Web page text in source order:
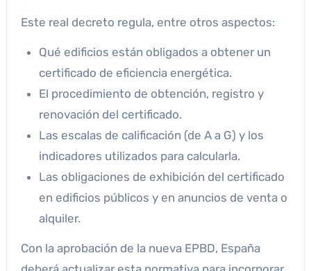
Este real decreto regula, entre otros aspectos:
Qué edificios están obligados a obtener un
certificado de eficiencia energética.
El procedimiento de obtención, registro y
renovación del certificado.
Las escalas de calificación (de A a G) y los
indicadores utilizados para calcularla.
Las obligaciones de exhibición del certificado
en edificios públicos y en anuncios de venta o
alquiler.
Con la aprobación de la nueva EPBD, España